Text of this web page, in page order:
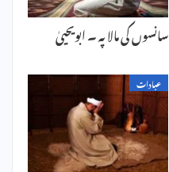
سانسوں کی مالا پہ ۔ ابویحییٰ
عبادات